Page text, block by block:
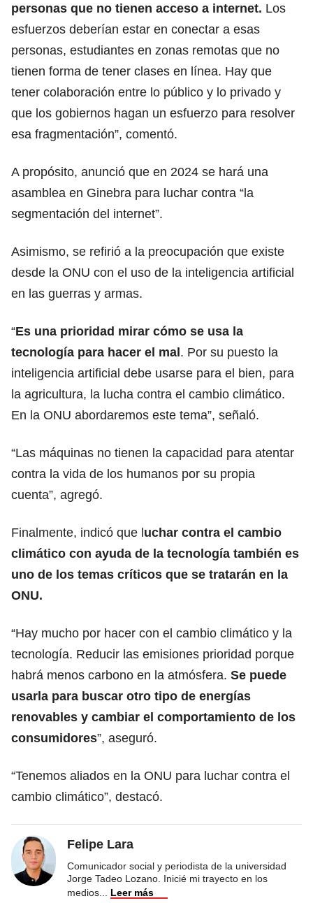
personas que no tienen acceso a internet. Los
esfuerzos deberían estar en conectar a esas
personas, estudiantes en zonas remotas que no
tienen forma de tener clases en línea. Hay que
tener colaboración entre lo público y lo privado y
que los gobiernos hagan un esfuerzo para resolver
esa fragmentación”, comentó.
A propósito, anunció que en 2024 se hará una
asamblea en Ginebra para luchar contra “la
segmentación del internet”.
Asimismo, se refirió a la preocupación que existe
desde la ONU con el uso de la inteligencia artificial
en las guerras y armas.
“Es una prioridad mirar cómo se usa la
tecnología para hacer el mal. Por su puesto la
inteligencia artificial debe usarse para el bien, para
la agricultura, la lucha contra el cambio climático.
En la ONU abordaremos este tema”, señaló.
“Las máquinas no tienen la capacidad para atentar
contra la vida de los humanos por su propia
cuenta”, agregó.
Finalmente, indicó que luchar contra el cambio
climático con ayuda de la tecnología también es
uno de los temas críticos que se tratarán en la
ONU.
“Hay mucho por hacer con el cambio climático y la
tecnología. Reducir las emisiones prioridad porque
habrá menos carbono en la atmósfera. Se puede
usarla para buscar otro tipo de energías
renovables y cambiar el comportamiento de los
consumidores”, aseguró.
“Tenemos aliados en la ONU para luchar contra el
cambio climático”, destacó.
Felipe Lara
Comunicador social y periodista de la universidad
Jorge Tadeo Lozano. Inicié mi trayecto en los
medios
Leer más